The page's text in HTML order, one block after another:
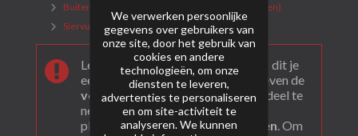
Buitenlands Vuurwerk (CAT. F2 + F3 consumenten)
Siervuurwerk
Panda Feuerwerk (DE)
Leuk dat je ons gevonden hebt! Als dit je
eerste bezoek is bekijk dan eerst even de
veel gestelde vragen. Om actief deel te
nemen en ook berichten te kunnen
plaatsen moet je je eerstregisteren. Om
We verwerken persoonlijke
gegevens over gebruikers van
onze site, door het gebruik van
cookies en andere
technologieën, om onze
diensten te leveren,
advertenties te personaliseren
en om site-activiteit te
analyseren. We kunnen